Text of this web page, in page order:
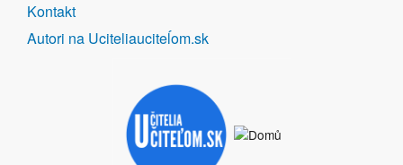
Kontakt
Autori na Uciteliauciteĺom.sk